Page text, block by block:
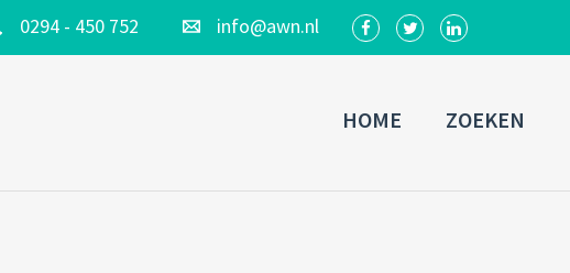
0294 - 450 752 info@awn.nl
HOME ZOEKEN